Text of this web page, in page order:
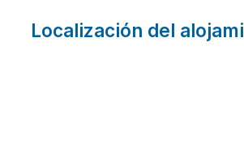
Localización del